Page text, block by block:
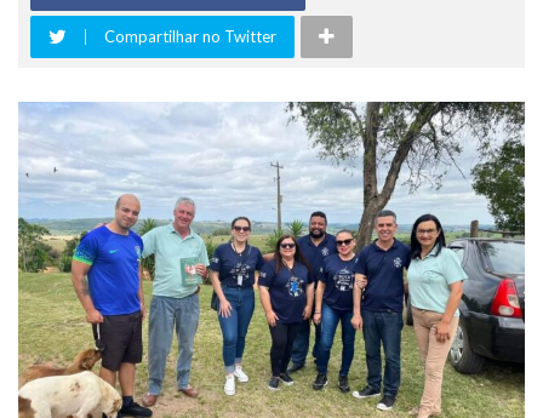
Compartilhar no Twitter